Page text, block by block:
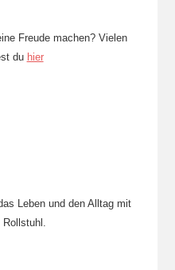
Freude machen? Vielen
du hier
Leben und den Alltag mit
Rollstuhl.